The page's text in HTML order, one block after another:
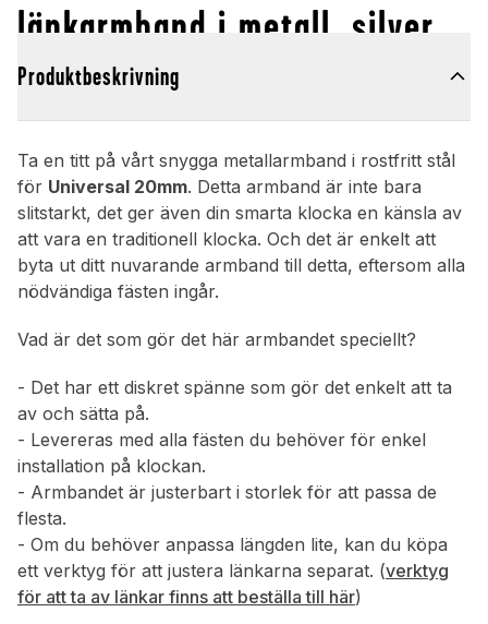
länkarmband i metall, silver
Produktbeskrivning
Ta en titt på vårt snygga metallarmband i rostfritt stål
för Universal 20mm. Detta armband är inte bara
slitstarkt, det ger även din smarta klocka en känsla av
att vara en traditionell klocka. Och det är enkelt att
byta ut ditt nuvarande armband till detta, eftersom alla
nödvändiga fästen ingår.
Vad är det som gör det här armbandet speciellt?
- Det har ett diskret spänne som gör det enkelt att ta
av och sätta på.
- Levereras med alla fästen du behöver för enkel
installation på klockan.
- Armbandet är justerbart i storlek för att passa de
flesta.
- Om du behöver anpassa längden lite, kan du köpa
ett verktyg för att justera länkarna separat. (verktyg
för att ta av länkar finns att beställa till här)